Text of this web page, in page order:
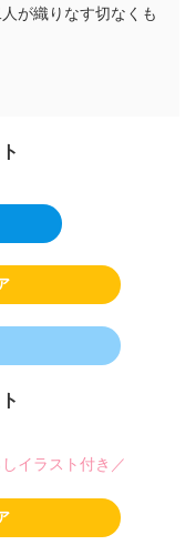
が織りなす切なくも
イラスト付き／